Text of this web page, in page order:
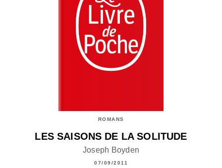
ROMANS
LES SAISONS DE LA SOLITUDE
Joseph Boyden
07/09/2011